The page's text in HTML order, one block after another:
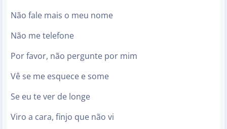
Não fale mais o meu nome
Não me telefone
Por favor, não pergunte por mim
Vê se me esquece e some
Se eu te ver de longe
Viro a cara, finjo que não vi